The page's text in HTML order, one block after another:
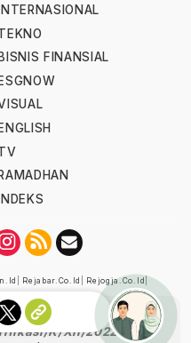
INTERNASIONAL
BISNIS FINANSIAL
ESGNOW
ENGLISH
RAMADHAN
INDEKS
Rejabar.co.id Rejogja.co.id
Dewan Pers
K/XII/2022